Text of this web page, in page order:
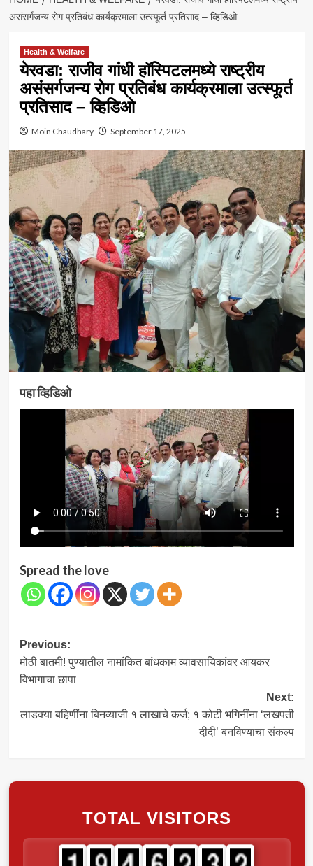
असंसर्गजन्य रोग प्रतिबंध कार्यक्रमाला उत्स्फूर्त प्रतिसाद – व्हिडिओ
Health & Welfare
येरवडा: राजीव गांधी हॉस्पिटलमध्ये राष्ट्रीय
असंसर्गजन्य रोग प्रतिबंध कार्यक्रमाला उत्स्फूर्त
प्रतिसाद – व्हिडिओ
Moin Chaudhary September 17, 2025
पहा व्हिडिओ
Spread the love
Post
navigation
Previous:
मोठी बातमी! पुण्यातील नामांकित बांधकाम व्यावसायिकांवर आयकर
विभागाचा छापा
Next:
लाडक्या बहिणींना बिनव्याजी १ लाखाचे कर्ज; १ कोटी भगिनींना ‘लखपती
दीदी’ बनविण्याचा संकल्प
TOTAL VISITORS